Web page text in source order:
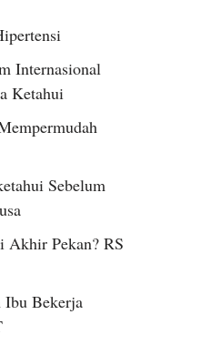
Internasional
Ketahui
Sebelum
Pekan? RS
Ibu Bekerja